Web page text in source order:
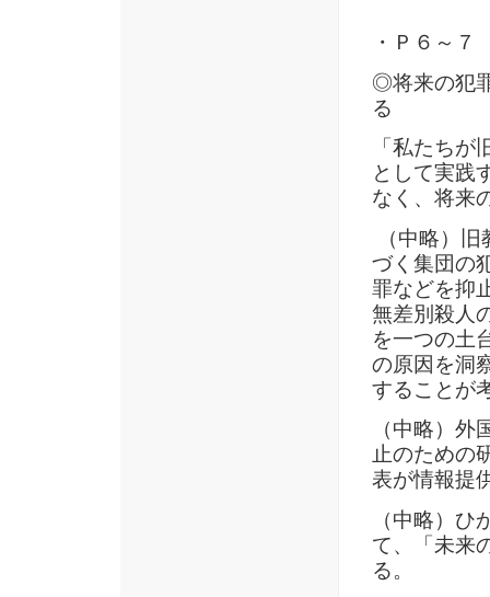
・Ｐ６～７
◎将来の犯
る
「私たち
として実践
なく、将来
（中略）
づく集団の
罪などを抑
無差別殺人
を一つの土
の原因を洞
することが
（中略）
止のための
表が情報提
（中略）
て、「未来
る。